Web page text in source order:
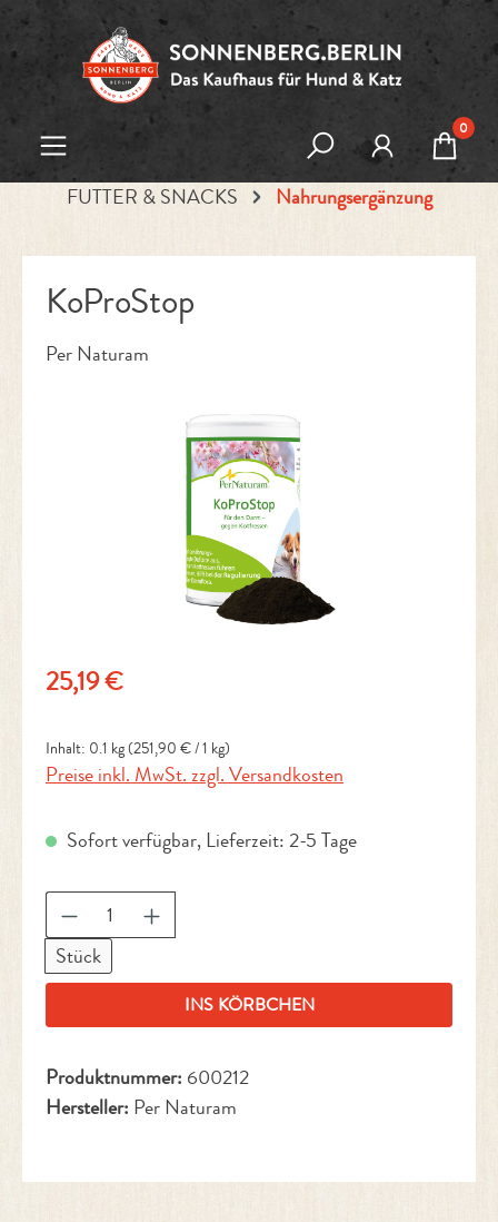
Zum Hauptinhalt springen
0
FUTTER & SNACKS Nahrungsergänzung
KoProStop
Per Naturam
Regulärer Preis:
25,19 €
Inhalt: 0.1 kg(251,90 € / 1 kg)
Preise inkl. MwSt. zzgl. Versandkosten
Sofort verfügbar, Lieferzeit: 2-5 Tage
Produkt Anzahl: Gib den gewünschten Wert
Stück
INS KÖRBCHEN
Produktnummer: 600212
Hersteller: Per Naturam